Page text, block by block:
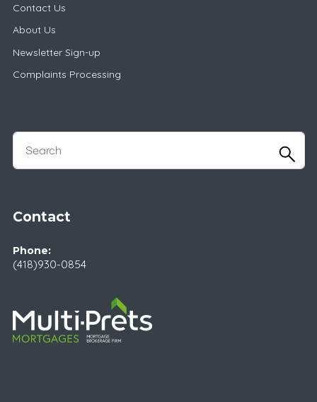
Contact Us
About Us
Newsletter Sign-up
Complaints Processing
Contact
Phone:
(418)930-0854